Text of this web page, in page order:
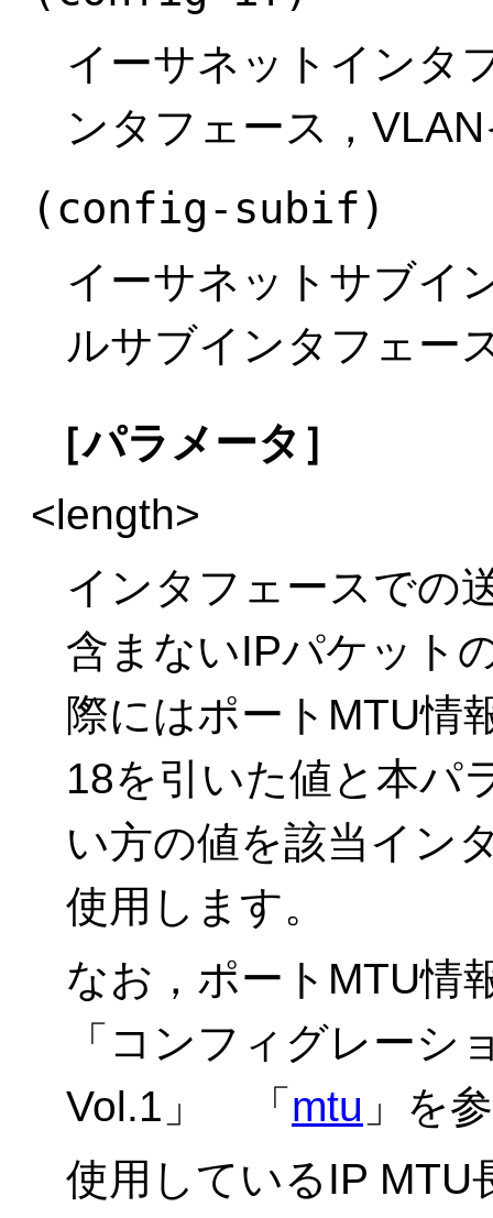
イーサネットインタ
ンタフェース，
(config-subif)
イーサネットサブイ
ルサブインタフェー
［パラメータ］
<length>
インタフェースでの
含まないIPパケット
際にはポートMTU情
18を引いた値と本パ
い方の値を該当イン
使用します。
なお，ポートMTU情
「 コンフィグレーシ
Vol.1 」 「 mtu 」を
使用しているIP MTU